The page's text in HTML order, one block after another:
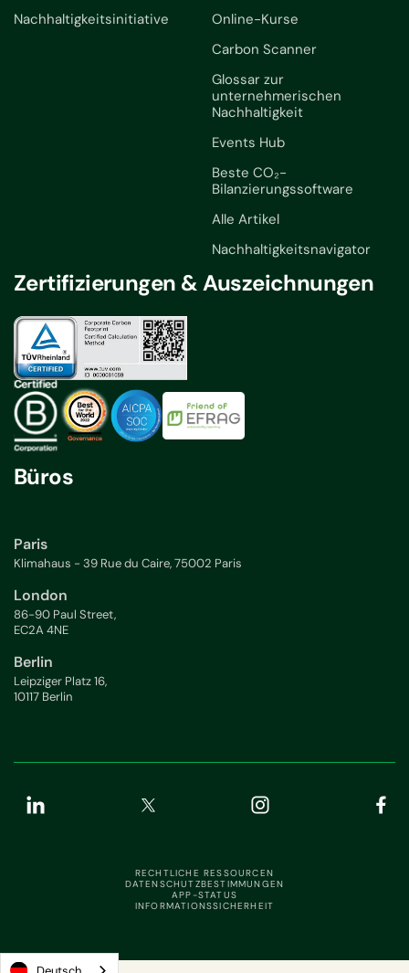
Nachhaltigkeitsinitiative
Online-Kurse
Carbon Scanner
Glossar zur
unternehmerischen
Nachhaltigkeit
Events Hub
Beste CO₂-
Bilanzierungssoftware
Alle Artikel
Nachhaltigkeitsnavigator
Zertifizierungen & Auszeichnungen
Büros
Paris
Klimahaus - 39 Rue du Caire, 75002 Paris
London
86-90 Paul Street,
EC2A 4NE
Berlin
Leipziger Platz 16,
10117 Berlin
RECHTLICHE RESSOURCEN
DATENSCHUTZBESTIMMUNGEN
APP-STATUS
INFORMATIONSSICHERHEIT